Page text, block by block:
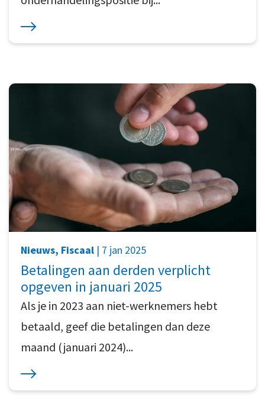
Nieuws, Fiscaal | 7 jan 2025
Betalingen aan derden verplicht
opgeven in januari 2025
Als je in 2023 aan niet-werknemers hebt
betaald, geef die betalingen dan deze
maand (januari 2024)...